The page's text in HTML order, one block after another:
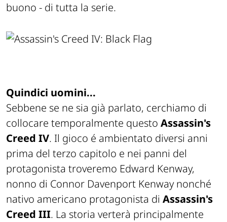
buono - di tutta la serie.
Quindici uomini...
Sebbene se ne sia già parlato, cerchiamo di
collocare temporalmente questo Assassin's
Creed IV. Il gioco é ambientato diversi anni
prima del terzo capitolo e nei panni del
protagonista troveremo Edward Kenway,
nonno di Connor Davenport Kenway nonché
nativo americano protagonista di Assassin's
Creed III. La storia verterà principalmente